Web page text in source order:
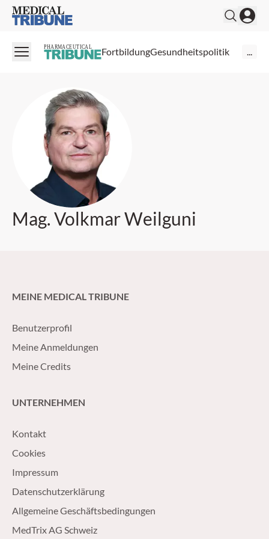
Medical Tribune
PHARMACEUTICAL FortbildungGesundheitspolitik ...
Mag. Volkmar Weilguni
MEINE MEDICAL TRIBUNE
Benutzerprofil
Meine Anmeldungen
Meine Credits
UNTERNEHMEN
Kontakt
Cookies
Impressum
Datenschutzerklärung
Allgemeine Geschäftsbedingungen
MedTrix AG Schweiz